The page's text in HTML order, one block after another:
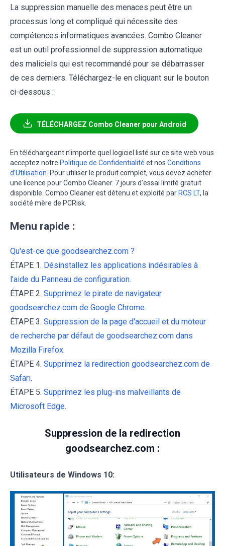
La suppression manuelle des menaces peut être un
processus long et compliqué qui nécessite des
compétences informatiques avancées. Combo Cleaner
est un outil professionnel de suppression automatique
des maliciels qui est recommandé pour se débarrasser
de ces derniers. Téléchargez-le en cliquant sur le bouton
ci-dessous :
TÉLÉCHARGEZ Combo Cleaner pour Android
En téléchargeant n'importe quel logiciel listé sur ce site web vous
acceptez notre Politique de Confidentialité et nos Conditions
d’Utilisation. Pour utiliser le produit complet, vous devez acheter
une licence pour Combo Cleaner. 7 jours d’essai limité gratuit
disponible. Combo Cleaner est détenu et exploité par RCS LT, la
société mère de PCRisk.
Menu rapide :
Qu'est-ce que goodsearchez.com ?
ÉTAPE 1. Désinstallez les applications indésirables à
l'aide du Panneau de configuration.
ÉTAPE 2. Supprimez le pirate de navigateur
goodsearchez.com de Google Chrome.
ÉTAPE 3. Suppression de la page d'accueil et du moteur
de recherche par défaut de goodsearchez.com dans
Mozilla Firefox.
ÉTAPE 4. Supprimez la redirection goodsearchez.com de
Safari.
ÉTAPE 5. Supprimez les plug-ins malveillants de
Microsoft Edge.
Suppression de la redirection
goodsearchez.com :
Utilisateurs de Windows 10: